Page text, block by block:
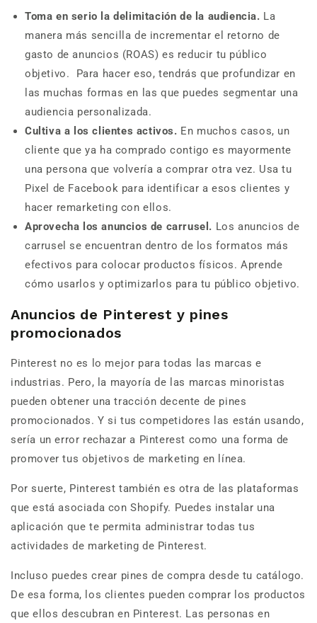
Toma en serio la delimitación de la audiencia. La
manera más sencilla de incrementar el retorno de
gasto de anuncios (ROAS) es reducir tu público
objetivo. Para hacer eso, tendrás que profundizar en
las muchas formas en las que puedes segmentar una
audiencia personalizada.
Cultiva a los clientes activos. En muchos casos, un
cliente que ya ha comprado contigo es mayormente
una persona que volvería a comprar otra vez. Usa tu
Pixel de Facebook para identificar a esos clientes y
hacer remarketing con ellos.
Aprovecha los anuncios de carrusel. Los anuncios de
carrusel se encuentran dentro de los formatos más
efectivos para colocar productos físicos. Aprende
cómo usarlos y optimizarlos para tu público objetivo.
Anuncios de Pinterest y pines
promocionados
Pinterest no es lo mejor para todas las marcas e
industrias. Pero, la mayoría de las marcas minoristas
pueden obtener una tracción decente de pines
promocionados. Y si tus competidores las están usando,
sería un error rechazar a Pinterest como una forma de
promover tus objetivos de marketing en línea.
Por suerte, Pinterest también es otra de las plataformas
que está asociada con Shopify. Puedes instalar una
aplicación que te permita administrar todas tus
actividades de marketing de Pinterest.
Incluso puedes crear pines de compra desde tu catálogo.
De esa forma, los clientes pueden comprar los productos
que ellos descubran en Pinterest. Las personas en